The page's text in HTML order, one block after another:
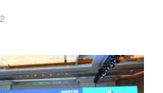
度。前三季度，集团经营业绩
质量发展基础进一步夯实。